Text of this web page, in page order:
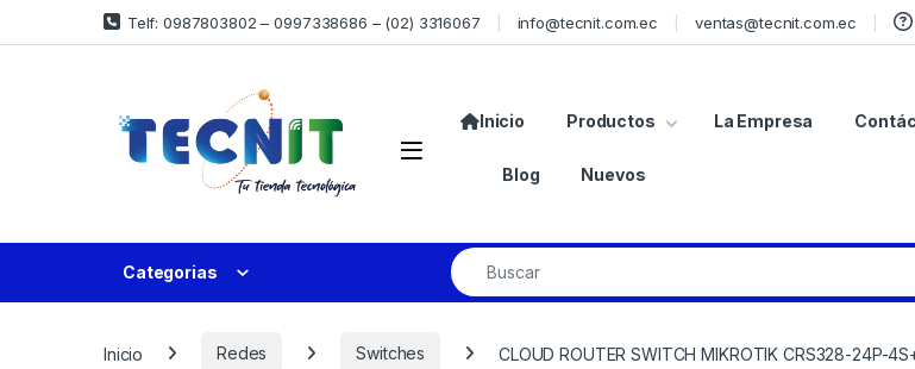
Telf: 0987803802 – 0997338686 – (02) 3316067 info@tecnit.com.ec ventas@tecnit.com.ec
Inicio Productos La Empresa
Blog Nuevos
Categorias
Inicio Redes Switches CLOUD ROUTER SWITCH MIKROTIK CRS328-24P-